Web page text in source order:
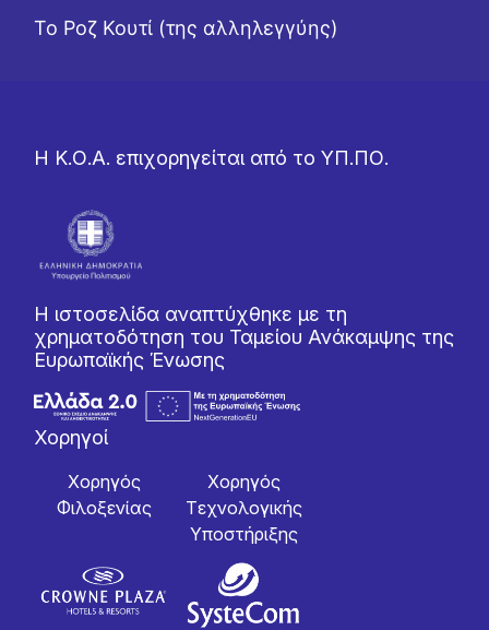
Το Ροζ Κουτί (της αλληλεγγύης)
Η Κ.Ο.Α. επιχορηγείται από το ΥΠ.ΠΟ.
Η ιστοσελίδα αναπτύχθηκε με τη
χρηματοδότηση του Ταμείου Ανάκαμψης της
Ευρωπαϊκής Ένωσης
Χορηγοί
Χορηγός
Φιλοξενίας
Χορηγός
Tεχνολογικής
Yποστήριξης